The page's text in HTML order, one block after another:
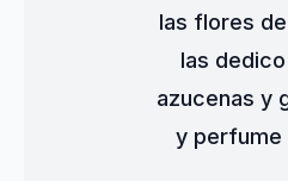
las flores
las
azucenas y
y perfume